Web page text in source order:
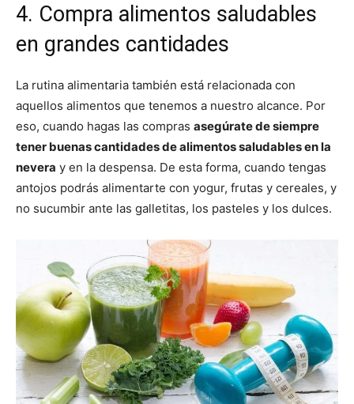
4. Compra alimentos saludables
en grandes cantidades
La rutina alimentaria también está relacionada con
aquellos alimentos que tenemos a nuestro alcance. Por
eso, cuando hagas las compras asegúrate de siempre
tener buenas cantidades de alimentos saludables en la
nevera y en la despensa. De esta forma, cuando tengas
antojos podrás alimentarte con yogur, frutas y cereales, y
no sucumbir ante las galletitas, los pasteles y los dulces.